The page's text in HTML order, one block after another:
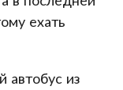
ехать
автобус из